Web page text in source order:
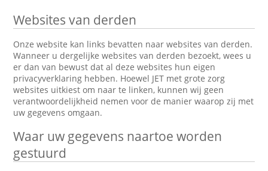
Websites van derden
Onze website kan links bevatten naar websites van derden.
Wanneer u dergelijke websites van derden bezoekt, wees u
er dan van bewust dat al deze websites hun eigen
privacyverklaring hebben. Hoewel JET met grote zorg
websites uitkiest om naar te linken, kunnen wij geen
verantwoordelijkheid nemen voor de manier waarop zij met
uw gegevens omgaan.
Waar uw gegevens naartoe worden
gestuurd